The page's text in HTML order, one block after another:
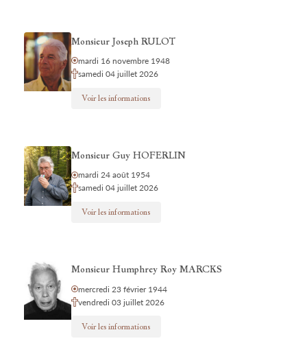
Monsieur Joseph RULOT
mardi 16 novembre 1948
samedi 04 juillet 2026
Voir les informations
Monsieur Guy HOFERLIN
mardi 24 août 1954
samedi 04 juillet 2026
Voir les informations
Monsieur Humphrey Roy MARCKS
mercredi 23 février 1944
vendredi 03 juillet 2026
Voir les informations